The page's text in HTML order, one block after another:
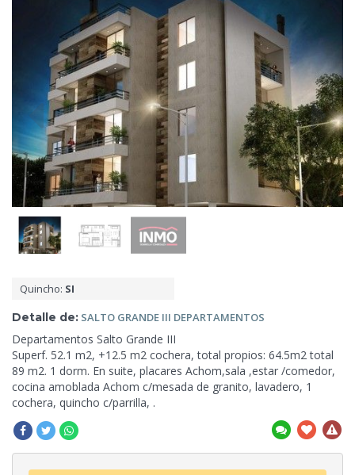
Quincho: SI
Detalle de: SALTO GRANDE III DEPARTAMENTOS
Departamentos Salto Grande III
Superf. 52.1 m2, +12.5 m2 cochera, total propios: 64.5m2 total
89 m2. 1 dorm. En suite, placares Achom,sala ,estar /comedor,
cocina amoblada Achom c/mesada de granito, lavadero, 1
cochera, quincho c/parrilla, .